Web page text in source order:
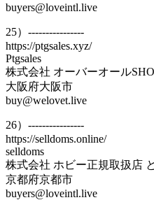
buyers@loveintl.live
25）----------------
https://ptgsales.xyz/
Ptgsales
株式会社 オーバーオール
大阪府大阪市
buy@welovet.live
26）----------------
https://selldoms.online/
selldoms
株式会社 ホビー正規取扱店
京都府京都市
buyers@loveintl.live